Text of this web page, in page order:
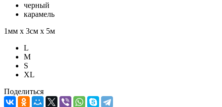
черный
карамель
1мм х 3см х 5м
L
M
S
XL
Поделиться